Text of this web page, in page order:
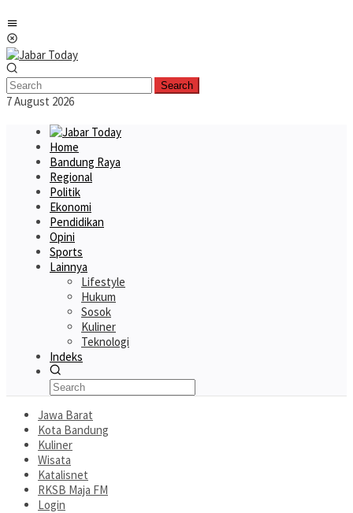
to
content
Search
7 August 2026
Home
Bandung Raya
Regional
Politik
Ekonomi
Pendidikan
Opini
Sports
Lainnya
Lifestyle
Hukum
Sosok
Kuliner
Teknologi
Indeks
Jawa Barat
Kota Bandung
Kuliner
Wisata
Katalisnet
RKSB Maja FM
Login